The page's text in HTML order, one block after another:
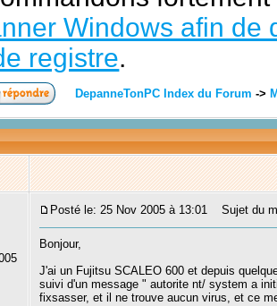
Windows afin de
registre.
DepanneTonPC Index du Forum ->
Posté le: 25 Nov 2005 à 13:01 Sujet du
Bonjour,
J'ai un Fujitsu SCALEO 600 et depuis
suivi d'un message " autorite nt/ system a
fixsasser, et il ne trouve aucun virus, et ce